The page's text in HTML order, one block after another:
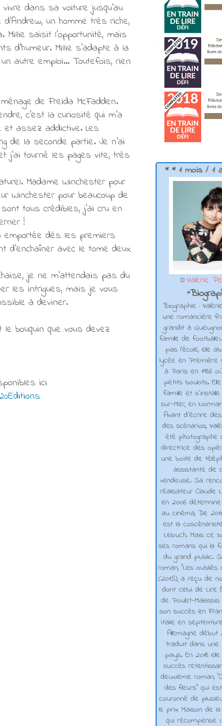
dans sa voiture jusqu'au
un homme très riche,
Millie saisit l'opportunité, mais
d'humeur. Millie s'adapte à la
autre emploi... Toutefois, rien
de Freida McFadden.
c'est la curiosité qui m'a
et assez addictive. Les
de la seconde partie. Je n'ai
j'ai tourné les pages vite, très
Madame Winchester pour
Winchester pour beaucoup de
tous crédibles, j'ai cru en
!
emportée dès les premiers
d'enchaîner avec le tome deux
je ne m'attendais pas du
les intrigues, mais je vous
à deviner.
bouquin que vous devez
ici
* * 1 mois / 1
☼Valérie
*
Biographie :
une romancière
grandit à
famille de
pas l'école, elle
lycée en
à Paris en 1986
petits boulots.
famille et
sur-Mer, en
Avant d’écrire
des scénarios,
été photographe
directrice des
une boite de
assistante de
vendeuse. Sa
réalisateur Claude
en 2006
au cinéma, De
est la
Lelouch. Mais ce
ses romans qui la
du grand public.
roman, "Les oubliés
(2015), a reçu de
dont celui de Lire
de Poulet-
son succès en
Italie en
Allemagne début
traduit dans une
pays. En 2018
succès
deuxième roman,
des fleurs" qui
couronné de
le prix Maison de la
qui récompense